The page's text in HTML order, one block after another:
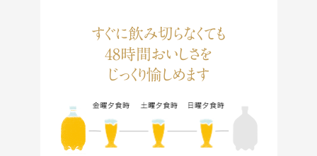
すぐに飲み切らなくても
48時間おいしさを
じっくり愉しめます